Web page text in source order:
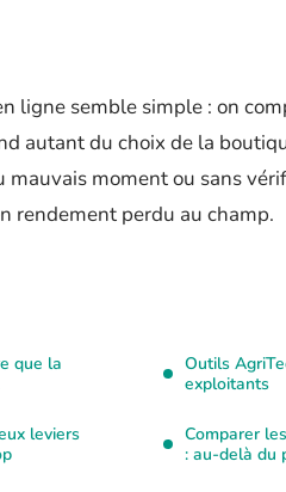
ligne semble simple : on
autant du choix de la
mauvais moment ou sans
rendement perdu au champ.
que la
leviers
Outils
exploitants
Comparer
: au-delà du